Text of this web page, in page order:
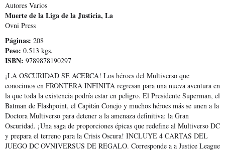
Autores Varios
Muerte de la Liga de la Justicia, La
Ovni Press
Páginas: 208
Peso: 0.513 kgs.
ISBN: 9789878190297
¡LA OSCURIDAD SE ACERCA! Los héroes del Multiverso que
conocimos en FRONTERA INFINITA regresan para una nueva aventura en
la que toda la existencia podría estar en peligro. El Presidente Superman, el
Batman de Flashpoint, el Capitán Conejo y muchos héroes más se unen a la
Doctora Multiverso para detener a la amenaza definitiva: la Gran
Oscuridad. ¡Una saga de proporciones épicas que redefine al Multiverso DC
y prepara el terreno para la Crisis Oscura! INCLUYE 4 CARTAS DEL
JUEGO DC OVNIVERSUS DE REGALO. Corresponde a a Justice League